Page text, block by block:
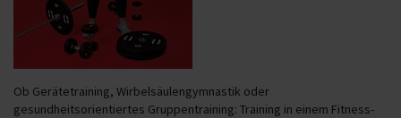
Ob Gerätetraining, Wirbelsäulengymnastik oder
gesundheitsorientiertes Gruppentraining: Training in einem Fitness-